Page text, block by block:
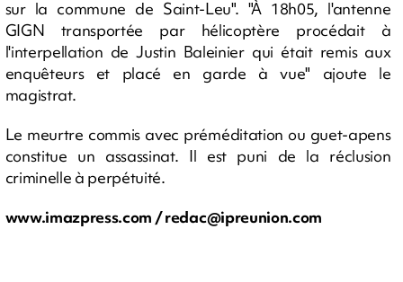
sur la commune de Saint-Leu". "À 18h05, l'antenne
GIGN transportée par hélicoptère procédait à
l'interpellation de Justin Baleinier qui était remis aux
enquêteurs et placé en garde à vue" ajoute le
magistrat.
Le meurtre commis avec préméditation ou guet-apens
constitue un assassinat. Il est puni de la réclusion
criminelle à perpétuité.
www.imazpress.com /redac@ipreunion.com